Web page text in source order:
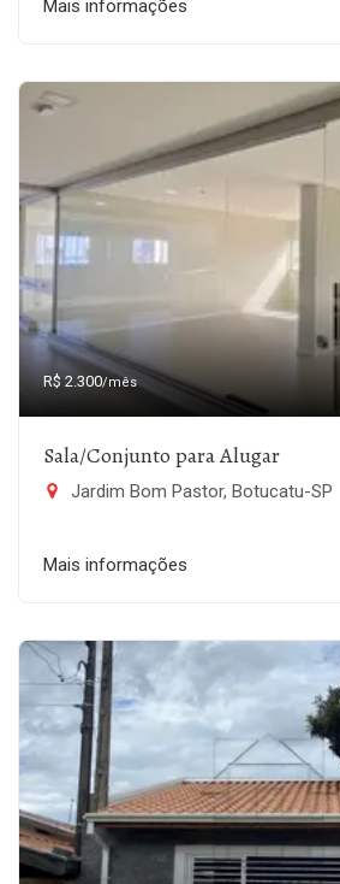
Mais informações
R$ 2.300/mês
Sala/Conjunto para Alugar
Jardim Bom Pastor, Botucatu-SP
Mais informações